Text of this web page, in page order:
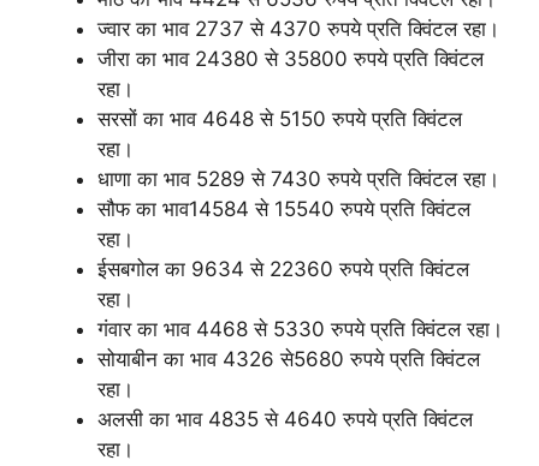
ज्वार का भाव 2737 से 4370 रुपये प्रति क्विंटल रहा।
जीरा का भाव 24380 से 35800 रुपये प्रति क्विंटल
रहा।
सरसों का भाव 4648 से 5150 रुपये प्रति क्विंटल
रहा।
धाणा का भाव 5289 से 7430 रुपये प्रति क्विंटल रहा।
सौफ का भाव14584 से 15540 रुपये प्रति क्विंटल
रहा।
ईसबगोल का 9634 से 22360 रुपये प्रति क्विंटल
रहा।
गंवार का भाव 4468 से 5330 रुपये प्रति क्विंटल रहा।
सोयाबीन का भाव 4326 से5680 रुपये प्रति क्विंटल
रहा।
अलसी का भाव 4835 से 4640 रुपये प्रति क्विंटल
रहा।